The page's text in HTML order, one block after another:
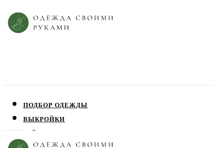
ПОДБОР ОДЕЖДЫ
ВЫКРОЙКИ